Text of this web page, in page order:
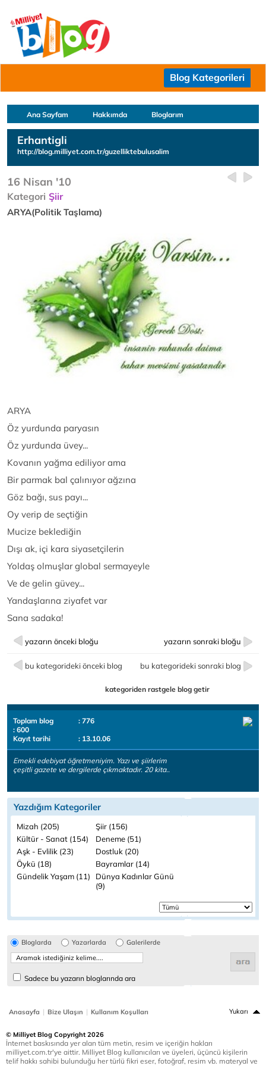
Blog Kategorileri
Ana Sayfam Hakkımda Bloglarım
Erhantigli
http://blog.milliyet.com.tr/guzelliktebulusalim
16 Nisan '10
Kategori Şiir
ARYA(Politik Taşlama)
ARYA
Öz yurdunda paryasın
Öz yurdunda üvey...
Kovanın yağma ediliyor ama
Bir parmak bal çalınıyor ağzına
Göz bağı, sus payı...
Oy verip de seçtiğin
Mucize beklediğin
Dışı ak, içi kara siyasetçilerin
Yoldaş olmuşlar global sermayeyle
Ve de gelin güvey...
Yandaşlarına ziyafet var
Sana sadaka!
yazarın önceki bloğu yazarın sonraki bloğu
bu kategorideki önceki blog bu kategorideki sonraki blog
kategoriden rastgele blog getir
Toplam blog
: 776
: 600
Kayıt tarihi
: 13.10.06
Emekli edebiyat öğretmeniyim. Yazı ve şiirlerim
çeşitli gazete ve dergilerde çıkmaktadır. 20 kita..
Yazdığım Kategoriler
Mizah (205)
Şiir (156)
Kültür - Sanat (154)
Deneme (51)
Aşk - Evlilik (23)
Dostluk (20)
Öykü (18)
Bayramlar (14)
Gündelik Yaşam (11)
Dünya Kadınlar Günü
(9)
Bloglarda Yazarlarda Galerilerde
Sadece bu yazarın bloglarında ara
Anasayfa | Bize Ulaşın | Kullanım Koşulları Yukarı
© Milliyet Blog Copyright 2026
İnternet baskısında yer alan tüm metin, resim ve içeriğin hakları
milliyet.com.tr'ye aittir. Milliyet Blog kullanıcıları ve üyeleri, üçüncü kişilerin
telif hakkı sahibi bulunduğu her türlü fikri eser, fotoğraf, resim vb. materyal ve